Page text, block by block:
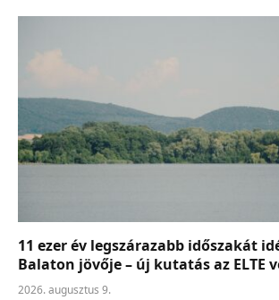
11 ezer év legszárazabb időszakát
Balaton jövője – új kutatás az ELTE
2026. augusztus 9.